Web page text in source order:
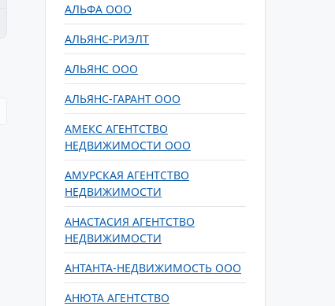
АЛЬФА ООО
АЛЬЯНС-РИЭЛТ
АЛЬЯНС ООО
АЛЬЯНС-ГАРАНТ ООО
АМЕКС АГЕНТСТВО
НЕДВИЖИМОСТИ ООО
АМУРСКАЯ АГЕНТСТВО
НЕДВИЖИМОСТИ
АНАСТАСИЯ АГЕНТСТВО
НЕДВИЖИМОСТИ
АНТАНТА-НЕДВИЖИМОСТЬ ООО
АНЮТА АГЕНТСТВО